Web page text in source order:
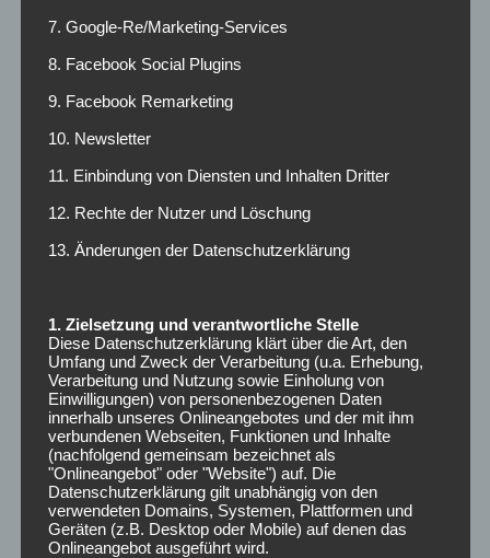
Februar 2025
Dezember 2024
Lohnt es sich…?
Lohnt es sich nett zu sein?
Februar 2025
Juli 2024
Juni 2024
Februar 2024
7. Google-Re/Marketing-Services
8. Facebook Social Plugins
9. Facebook Remarketing
10. Newsletter
11. Einbindung von Diensten und Inhalten Dritter
12. Rechte der Nutzer und Löschung
13. Änderungen der Datenschutzerklärung
1. Zielsetzung und verantwortliche Stelle
Diese Datenschutzerklärung klärt über die Art, den
Umfang und Zweck der Verarbeitung (u.a. Erhebung,
Verarbeitung und Nutzung sowie Einholung von
Einwilligungen) von personenbezogenen Daten
innerhalb unseres Onlineangebotes und der mit ihm
verbundenen Webseiten, Funktionen und Inhalte
(nachfolgend gemeinsam bezeichnet als
"Onlineangebot" oder "Website") auf. Die
Datenschutzerklärung gilt unabhängig von den
verwendeten Domains, Systemen, Plattformen und
Geräten (z.B. Desktop oder Mobile) auf denen das
Onlineangebot ausgeführt wird.